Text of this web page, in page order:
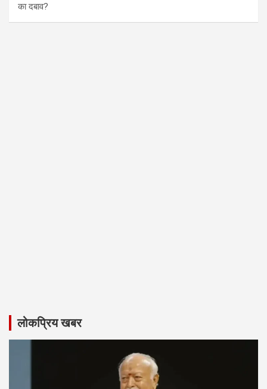
का दबाव?
लोकप्रिय खबर